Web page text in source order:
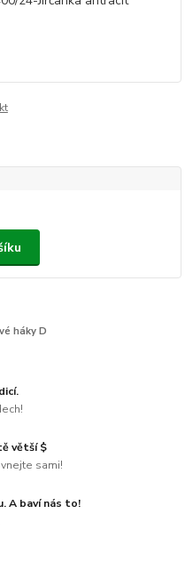
háky D
větší $
sami!
A baví nás to!